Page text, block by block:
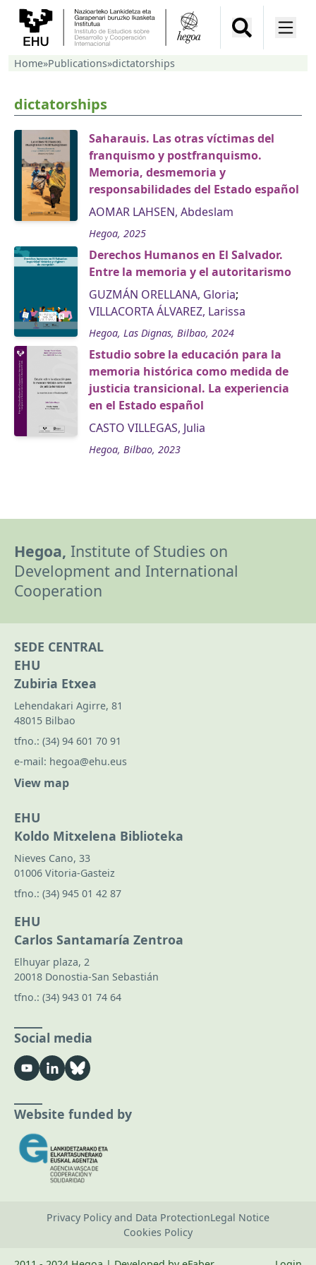
Home»Publications»dictatorships
dictatorships
Saharauis. Las otras víctimas del
franquismo y postfranquismo.
Memoria, desmemoria y
responsabilidades del Estado español
AOMAR LAHSEN, Abdeslam
Hegoa, 2025
Derechos Humanos en El Salvador.
Entre la memoria y el autoritarismo
GUZMÁN ORELLANA, Gloria;
VILLACORTA ÁLVAREZ, Larissa
Hegoa, Las Dignas, Bilbao, 2024
Estudio sobre la educación para la
memoria histórica como medida de
justicia transicional. La experiencia
en el Estado español
CASTO VILLEGAS, Julia
Hegoa, Bilbao, 2023
Hegoa, Institute of Studies on
Development and International
Cooperation
SEDE CENTRAL
EHU
Zubiria Etxea
Lehendakari Agirre, 81
48015 Bilbao
tfno.: (34) 94 601 70 91
e-mail: hegoa@ehu.eus
View map
EHU
Koldo Mitxelena Biblioteka
Nieves Cano, 33
01006 Vitoria-Gasteiz
tfno.: (34) 945 01 42 87
EHU
Carlos Santamaría Zentroa
Elhuyar plaza, 2
20018 Donostia-San Sebastián
tfno.: (34) 943 01 74 64
Social media
Website funded by
Privacy Policy and Data ProtectionLegal Notice
Cookies Policy